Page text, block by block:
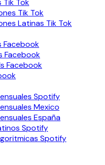
Tik Tok
Tik Tok
Latinas Tik Tok
Facebook
Facebook
Facebook
Spotify
Mexico
España
Spotify
Spotify